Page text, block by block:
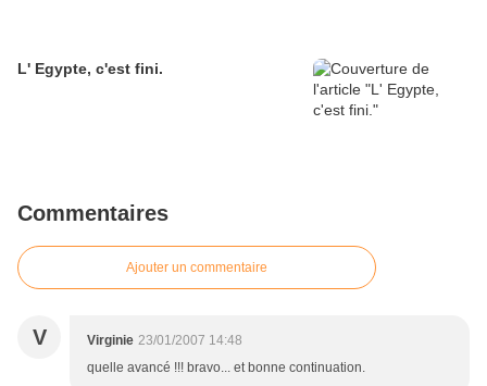
L' Egypte, c'est fini.
Commentaires
Ajouter un commentaire
V Virginie 23/01/2007 14:48
quelle avancé !!! bravo... et bonne continuation.